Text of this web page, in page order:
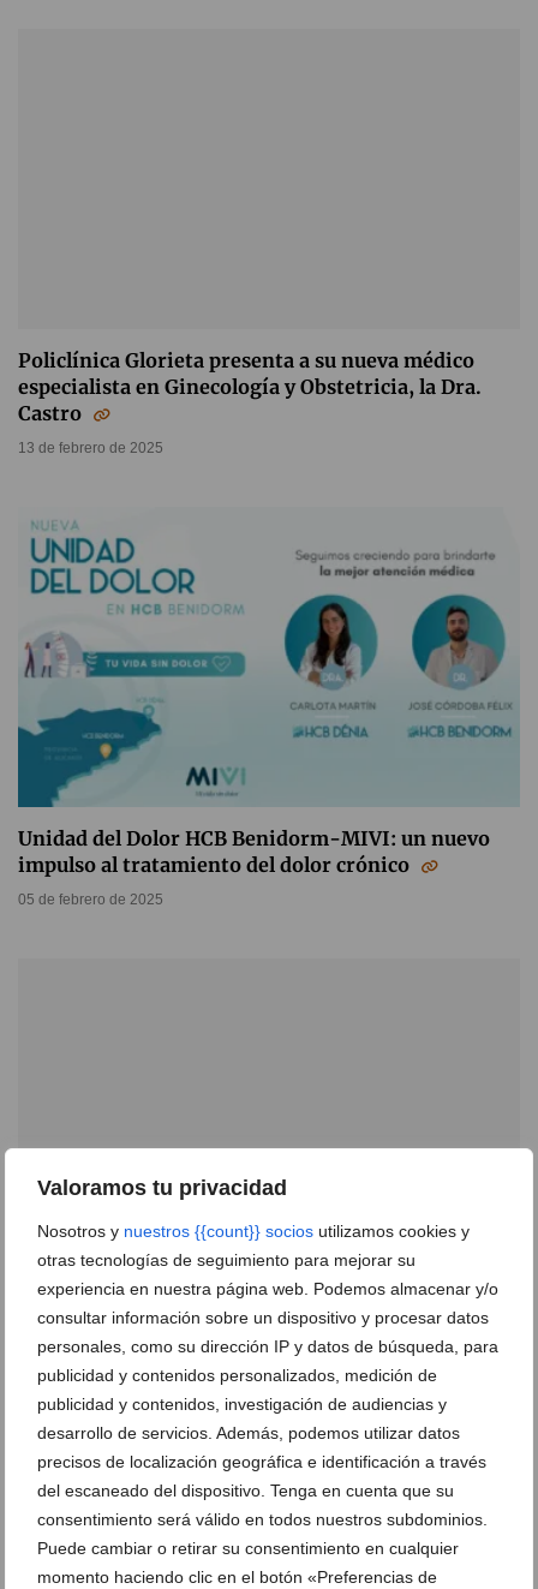
Valoramos tu privacidad
Nosotros y nuestros {{count}} socios utilizamos cookies y
otras tecnologías de seguimiento para mejorar su
experiencia en nuestra página web. Podemos almacenar y/o
consultar información sobre un dispositivo y procesar datos
personales, como su dirección IP y datos de búsqueda, para
publicidad y contenidos personalizados, medición de
publicidad y contenidos, investigación de audiencias y
desarrollo de servicios. Además, podemos utilizar datos
precisos de localización geográfica e identificación a través
del escaneado del dispositivo. Tenga en cuenta que su
consentimiento será válido en todos nuestros subdominios.
Puede cambiar o retirar su consentimiento en cualquier
momento haciendo clic en el botón «Preferencias de
Policlínica Glorieta presenta a su nueva médico
especialista en Ginecología y Obstetricia, la Dra.
Castro
13 de febrero de 2025
Unidad del Dolor HCB Benidorm-MIVI: un nuevo
impulso al tratamiento del dolor crónico
05 de febrero de 2025
Specsavers Ópticas se une a Cruz Roja para que
todos los niños reciban su regalo esta Navidad
16 de diciembre de 2024